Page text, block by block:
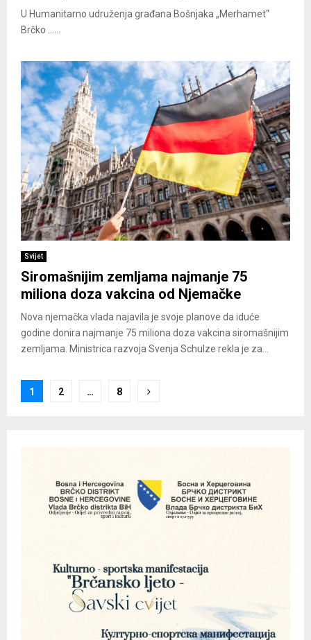
U Humanitarno udruženja građana Bošnjaka „Merhamet“
Brčko ......
Svijet
Siromašnijim zemljama najmanje 75
miliona doza vakcina od Njemačke
Nova njemačka vlada najavila je svoje planove da iduće
godine donira najmanje 75 miliona doza vakcina siromašnijim
zemljama. Ministrica razvoja Svenja Schulze rekla je za...
Posts
1 2 … 8